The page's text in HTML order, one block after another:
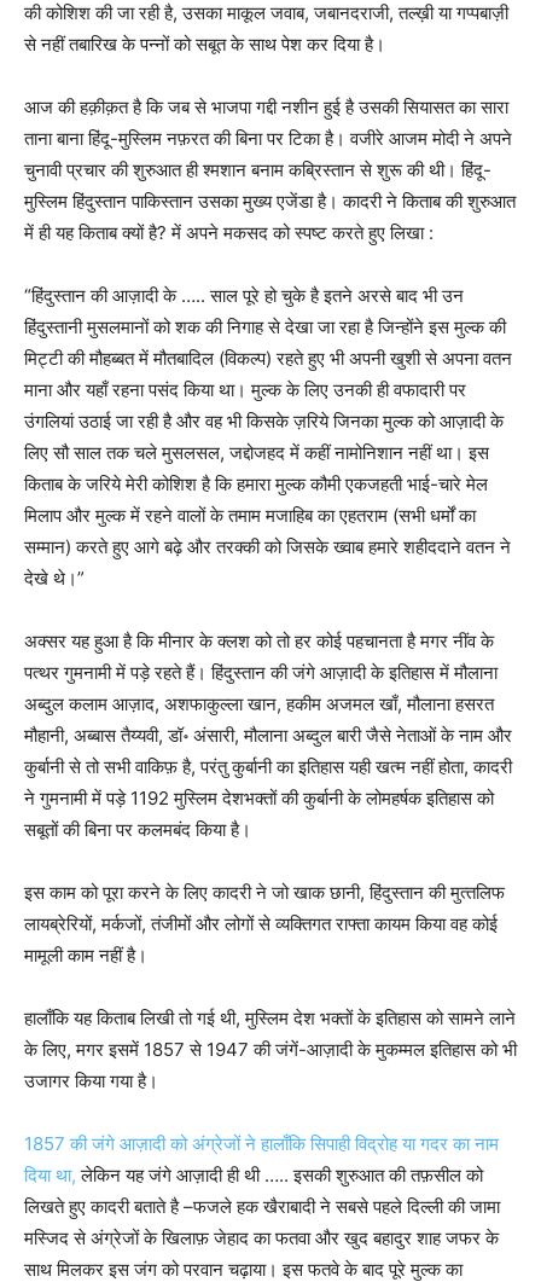
की कोशिश की जा रही है, उसका माकूल जवाब, जबानदराजी, तल्‍ख़ी या गप्‍पबाज़ी
से नहीं तबारिख के पन्‍नों को सबूत के साथ पेश कर दिया है।
आज की हक़ीक़त है कि जब से भाजपा गद्दी नशीन हुई है उसकी सियासत का सारा
ताना बाना हिंदू-मुस्लिम नफ़रत की बिना पर टिका है। वजीरे आजम मोदी ने अपने
चुनावी प्रचार की शुरुआत ही श्‍मशान बनाम कब्रिस्‍तान से शुरू की थी। हिंदू-
मुस्लिम हिंदुस्‍तान पाकिस्‍तान उसका मुख्‍य एजेंडा है। कादरी ने किताब की शुरुआत
में ही यह किताब क्‍यों है? में अपने मकसद को स्‍पष्‍ट करते हुए लिखा :
“हिंदुस्‍तान की आज़ादी के ….. साल पूरे हो चुके है इतने अरसे बाद भी उन
हिंदुस्‍तानी मुसलमानों को शक की निगाह से देखा जा रहा है जिन्‍होंने इस मुल्‍क की
मिट्टी की मौहब्बत में मौतबादिल (विकल्‍प) रहते हुए भी अपनी खुशी से अपना वतन
माना और यहाँ रहना पसंद किया था। मुल्‍क के लिए उनकी ही वफादारी पर
उंगलियां उठाई जा रही है और वह भी किसके ज़रिये जिनका मुल्‍क को आज़ादी के
लिए सौ साल तक चले मुसलसल, जद्दोजहद में कहीं नामोनिशान नहीं था। इस
किताब के जरिये मेरी कोशिश है कि हमारा मुल्‍क कौमी एकजहती भाई-चारे मेल
मिलाप और मुल्‍क में रहने वालों के तमाम मजाहिब का एहतराम (सभी धर्मों का
सम्‍मान) करते हुए आगे बढ़े और तरक्‍की को जिसके ख्‍वाब हमारे शहीददाने वतन ने
देखे थे।”
अक्‍सर यह हुआ है कि मीनार के क्‍लश को तो हर कोई पहचानता है मगर नींव के
पत्‍थर गुमनामी में पड़े रहते हैं। हिंदुस्‍तान की जंगे आज़ादी के इतिहास में मौलाना
अब्‍दुल कलाम आज़ाद, अशफाकुल्‍ला खान, हकीम अजमल खाँ, मौलाना हसरत
मौहानी, अब्‍बास तैय्यवी, डॉ॰ अंसारी, मौलाना अब्‍दुल बारी जैसे नेताओं के नाम और
कुर्बानी से तो सभी वाकिफ़ है, परंतु कुर्बानी का इतिहास यही खत्‍म नहीं होता, कादरी
ने गुमनामी में पड़े 1192 मुस्लिम देशभक्‍तों की कुर्बानी के लोमहर्षक इतिहास को
सबूतों की बिना पर कलमबंद किया है।
इस काम को पूरा करने के लिए कादरी ने जो खाक छानी, हिंदुस्‍तान की मुत्‍तलिफ
लायब्रेरियों, मर्कजों, तंजीमों और लोगों से व्‍यक्तिगत राफ्ता कायम किया वह कोई
मामूली काम नहीं है।
हालाँकि यह किताब लिखी तो गई थी, मुस्लिम देश भक्‍तों के इतिहास को सामने लाने
के लिए, मगर इसमें 1857 से 1947 की जंगें-आज़ादी के मुकम्‍मल इतिहास को भी
उजागर किया गया है।
1857 की जंगे आज़ादी को अंग्रेजों ने हालाँकि सिपाही विद्रोह या गदर का नाम
दिया था, लेकिन यह जंगे आज़ादी ही थी ….. इसकी शुरुआत की तफ़सील को
लिखते हुए कादरी बताते है –फजले हक खैराबादी ने सबसे पहले दिल्‍ली की जामा
मस्जिद से अंग्रेजों के खिलाफ़ जेहाद का फतवा और खुद बहादुर शाह जफर के
साथ मिलकर इस जंग को परवान चढ़ाया। इस फतवे के बाद पूरे मुल्‍क का